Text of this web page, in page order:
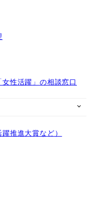
性活躍」の相談窓口
推進大賞など）